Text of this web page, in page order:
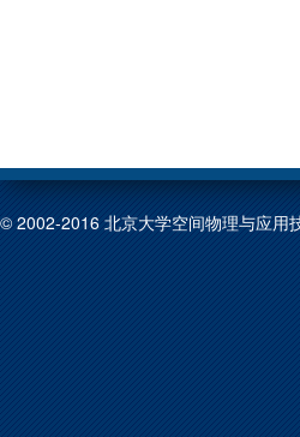
© 2002-2016 北京大学空间物理与应